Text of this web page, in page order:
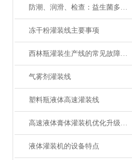
防潮、润滑、检查：益生菌多列包装机维护三大关键词
冻干粉灌装线主要事项
西林瓶灌装生产线的常见故障及解决方法有哪些？
气雾剂灌装线
塑料瓶液体高速灌装线
高速液体膏体灌装机优化升级，打造高效灌装生产线！
液体灌装机的设备特点